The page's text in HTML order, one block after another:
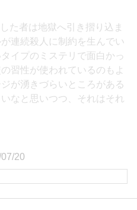
した者は地獄へ引き摺り込ま
連続殺人に制約を生んでい
イプのミステリで面白かっ
習性が使われているのもよ
が湧きづらいところがある
なと思いつつ、それはそれ
20